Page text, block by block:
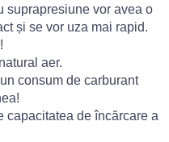
suprapresiune vor avea o
și se vor uza mai rapid.
aer.
consum de carburant
capacitatea de încărcare a